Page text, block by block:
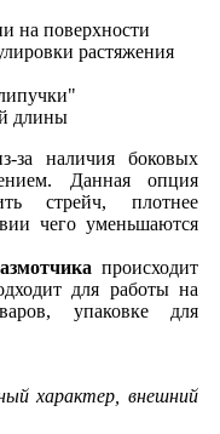
на поверхности
растяжения
длины
за наличия боковых
Данная опция
стрейч, плотнее
чего уменьшаются
происходит
для работы на
упаковке для
характер, внешний